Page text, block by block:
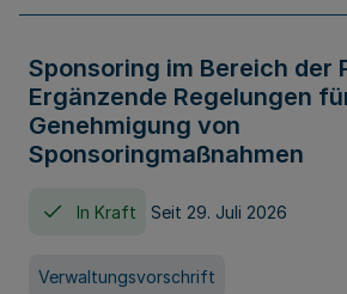
Sponsoring im Bereich der
Ergänzende Regelungen
Genehmigung von
Sponsoringmaßnahmen
In Kraft Seit 29. Juli 2026
Verwaltungsvorschrift